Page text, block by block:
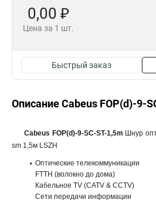
0,00 ₽
Цена за 1 шт.
Быстрый заказ
Описание Cabeus FOP(d)-9-
Cabeus FOP(d)-9-SC-ST-1,5m Шнур
sm 1,5м LSZH
Оптические телекоммуникации
FTTH (волокно до дома)
Кабельное TV (CATV & CCTV)
Сети передачи информации